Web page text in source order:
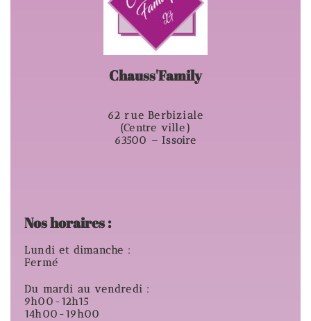
Chauss'Family
62 rue Berbiziale
(Centre ville)
63500 – Issoire
Nos horaires :
Lundi et dimanche :
Fermé
Du mardi au vendredi :
9h00-12h15
14h00-19h00